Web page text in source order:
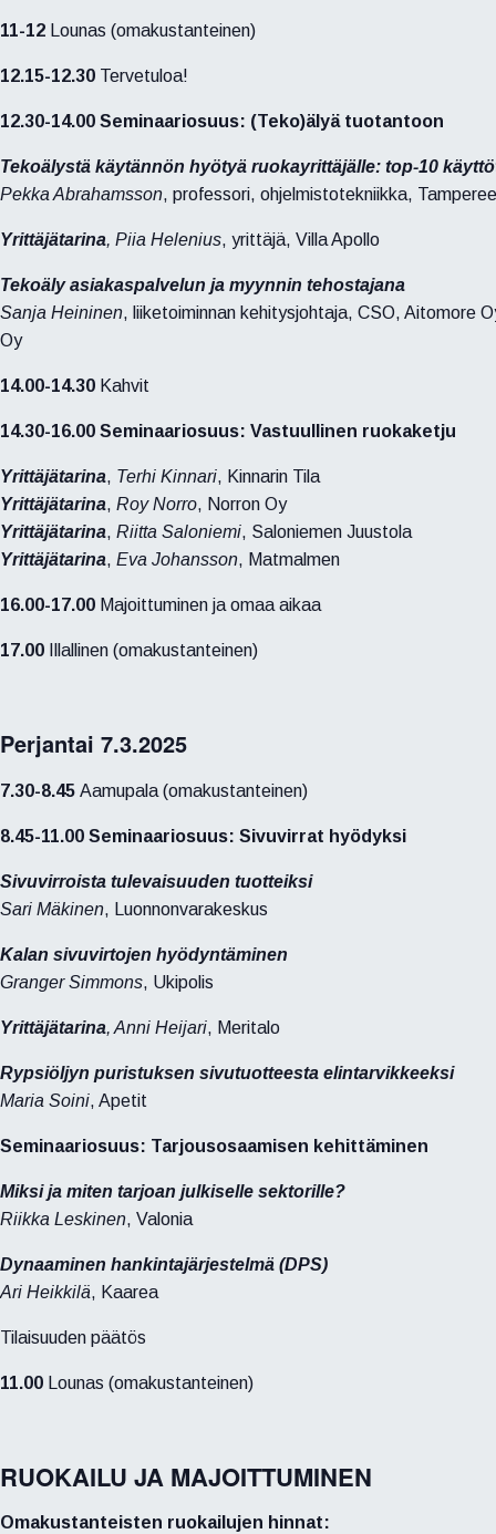
11-12 Lounas (omakustanteinen)
12.15-12.30 Tervetuloa!
12.30-14.00 Seminaariosuus: (Teko)älyä tuotantoon
Tekoälystä käytännön hyötyä ruokayrittäjälle: top-10
Pekka Abrahamsson, professori, ohjelmistotekniikka,
Yrittäjätarina, Piia Helenius, yrittäjä, Villa Apollo
Tekoäly asiakaspalvelun ja myynnin tehostajana
Sanja Heininen, liiketoiminnan kehitysjohtaja, CSO, Aitomore
Oy
14.00-14.30 Kahvit
14.30-16.00 Seminaariosuus: Vastuullinen ruokaketju
Yrittäjätarina, Terhi Kinnari, Kinnarin Tila
Yrittäjätarina, Roy Norro, Norron Oy
Yrittäjätarina, Riitta Saloniemi, Saloniemen Juustola
Yrittäjätarina, Eva Johansson, Matmalmen
16.00-17.00 Majoittuminen ja omaa aikaa
17.00 Illallinen (omakustanteinen)
Perjantai 7.3.2025
7.30-8.45 Aamupala (omakustanteinen)
8.45-11.00 Seminaariosuus: Sivuvirrat hyödyksi
Sivuvirroista tulevaisuuden tuotteiksi
Sari Mäkinen, Luonnonvarakeskus
Kalan sivuvirtojen hyödyntäminen
Granger Simmons, Ukipolis
Yrittäjätarina, Anni Heijari, Meritalo
Rypsiöljyn puristuksen sivutuotteesta elintarvikkeeksi
Maria Soini, Apetit
Seminaariosuus: Tarjousosaamisen kehittäminen
Miksi ja miten tarjoan julkiselle sektorille?
Riikka Leskinen, Valonia
Dynaaminen hankintajärjestelmä (DPS)
Ari Heikkilä, Kaarea
Tilaisuuden päätös
11.00 Lounas (omakustanteinen)
RUOKAILU JA MAJOITTUMINEN
Omakustanteisten ruokailujen hinnat: